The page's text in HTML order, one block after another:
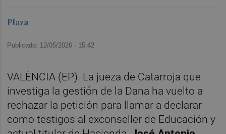
Plaza
Publicado: 12/05/2026 · 15:42
VALÈNCIA (EP). La jueza de Catarroja que
investiga la gestión de la Dana ha vuelto a
rechazar la petición para llamar a declarar
como testigos al exconseller de Educación y